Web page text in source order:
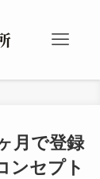
月で登録
ンセプト